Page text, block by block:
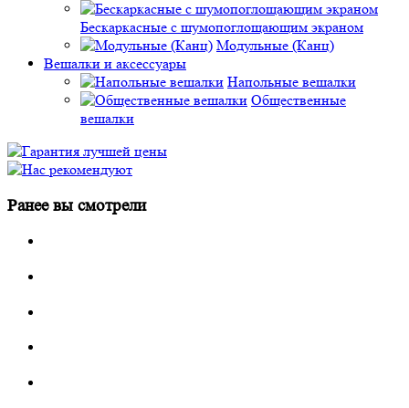
Бескаркасные с шумопоглощающим экраном
Модульные (Канц)
Вешалки и аксессуары
Напольные вешалки
Общественные
вешалки
Ранее вы смотрели